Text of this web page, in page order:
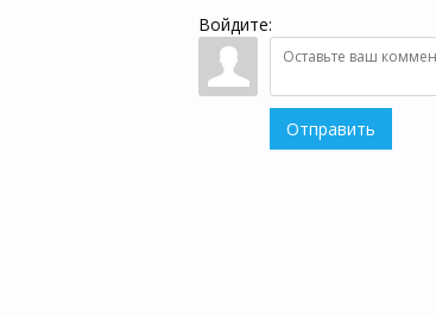
Войдите:
Отправить